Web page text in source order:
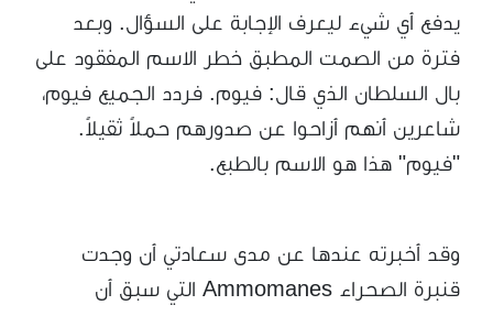
يدفع أي شيء ليعرف الإجابة على السؤال. وبعد
فترة من الصمت المطبق خطر الاسم المفقود على
بال السلطان الذي قال: فيوم. فردد الجميع فيوم،
شاعرين أنهم أزاحوا عن صدورهم حملاً ثقيلاً.
"فيوم" هذا هو الاسم بالطبع.
وقد أخبرته عندها عن مدى سعادتي أن وجدت
قنبرة الصحراء Ammomanes التي سبق أن